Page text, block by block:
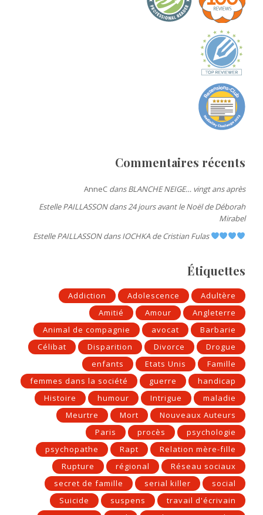
Commentaires récents
AnneC dansBLANCHE NEIGE… vingt ans après
Estelle PAILLASSONdans24 jours avant le Noël de Déborah
Mirabel
Estelle PAILLASSONdansIOCHKA de Cristian Fulas
Étiquettes
Addiction Adolescence
Adultère
Amitié
Amour
Angleterre
Animal de compagnie
avocat
Barbarie
Célibat
Disparition Divorce
Drogue
enfants
Etats Unis
Famille
femmes dans la société
guerre
handicap
Histoire
humour Intrigue
maladie
Meurtre
Mort
Nouveaux Auteurs
Paris
procès
psychologie
psychopathe
Rapt
Relation mère-fille
Rupture
régional
Réseau sociaux
secret de famille
serial killer
social
Suicide
suspens
travail d'écrivain